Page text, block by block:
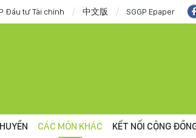
Đầu tư Tài chính 中文版 SGGP Epaper
CÁC MÔN KHÁC KẾT NỐI CỘNG